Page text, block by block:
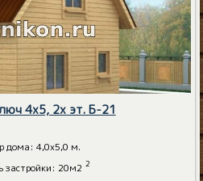
4х5, 2х эт. Б-21
дома: 4,0х5,0 м.
застройки: 20м2 2